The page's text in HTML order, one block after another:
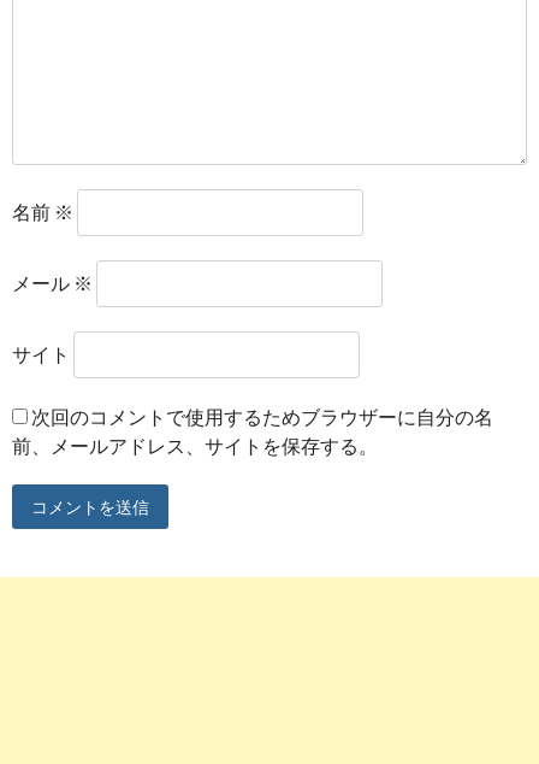
名前 ※
メール ※
サイト
次回のコメントで使用するためブラウザーに自分の名
前、メールアドレス、サイトを保存する。